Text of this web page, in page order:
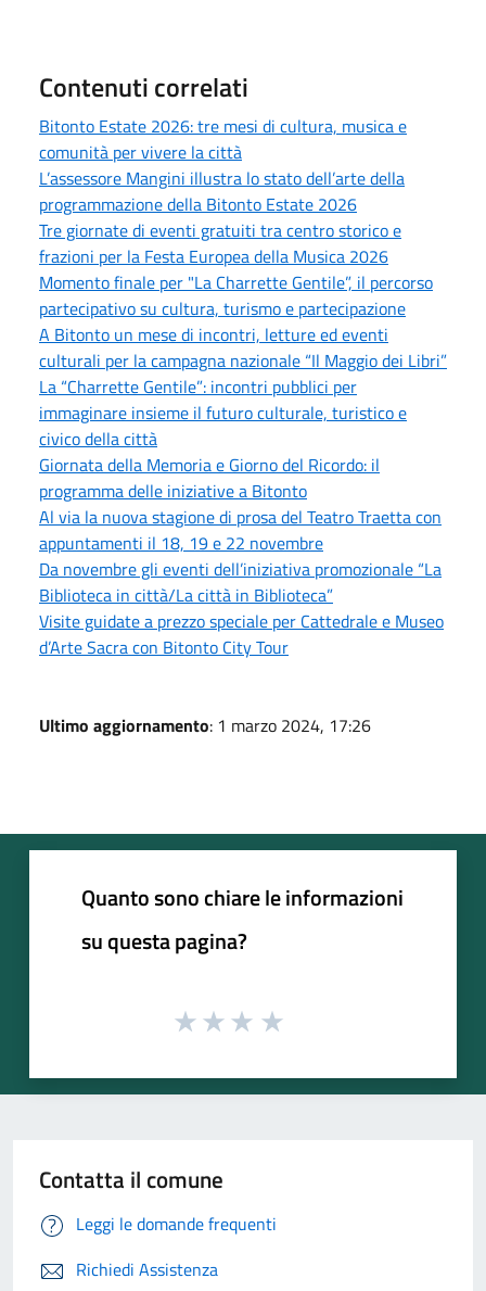
Contenuti correlati
Bitonto Estate 2026: tre mesi di cultura, musica e
comunità per vivere la città
L’assessore Mangini illustra lo stato dell’arte della
programmazione della Bitonto Estate 2026
Tre giornate di eventi gratuiti tra centro storico e
frazioni per la Festa Europea della Musica 2026
Momento finale per "La Charrette Gentile”, il percorso
partecipativo su cultura, turismo e partecipazione
A Bitonto un mese di incontri, letture ed eventi
culturali per la campagna nazionale “Il Maggio dei Libri”
La “Charrette Gentile”: incontri pubblici per
immaginare insieme il futuro culturale, turistico e
civico della città
Giornata della Memoria e Giorno del Ricordo: il
programma delle iniziative a Bitonto
Al via la nuova stagione di prosa del Teatro Traetta con
appuntamenti il 18, 19 e 22 novembre
Da novembre gli eventi dell’iniziativa promozionale “La
Biblioteca in città/La città in Biblioteca”
Visite guidate a prezzo speciale per Cattedrale e Museo
d’Arte Sacra con Bitonto City Tour
Ultimo aggiornamento: 1 marzo 2024, 17:26
Quanto sono chiare le informazioni
su questa pagina?
Contatta il comune
Leggi le domande frequenti
Richiedi Assistenza